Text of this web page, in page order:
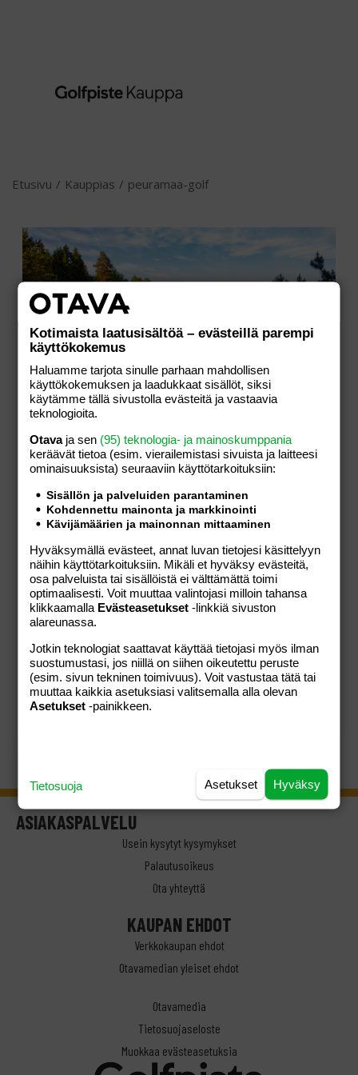
Etusivu / Kauppias / peuramaa-golf
Peuramaa Golf
Peuramaantie 152, Kirkkonummi, Uusimaa,
Suomi
myynnissä verkkokaupassamme.
Otavamedia
Tietosuojaseloste
Muokkaa evästeasetuksia
KAUPAN EHDOT
Verkkokaupan ehdot
Otavamedian yleiset ehdot
ASIAKASPALVELU
Usein kysytyt kysymykset
Palautusoikeus
Ota yhteyttä
Kotimaista laatusisältöä – evästeillä parempi
käyttökokemus
Haluamme tarjota sinulle parhaan mahdollisen
käyttökokemuksen ja laadukkaat sisällöt, siksi
käytämme tällä sivustolla evästeitä ja vastaavia
teknologioita.
Otava ja sen (95) teknologia- ja mainoskumppania
keräävät tietoa (esim. vierailemis­tasi sivuista ja laitteesi
ominaisuuk­sista) seuraaviin käyttötarkoituksiin:
Sisällön ja palveluiden parantaminen
Kohdennettu mainonta ja markkinointi
Kävijämäärien ja mainonnan mittaaminen
Hyväksymällä evästeet, annat luvan tietojesi käsittelyyn
näihin käyttötarkoituksiin. Mikäli et hyväksy evästeitä,
osa palveluista tai sisällöistä ei välttämättä toimi
optimaalisesti. Voit muuttaa valintojasi milloin tahansa
klikkaamalla Evästeasetukset -linkkiä sivuston
alareunassa.
Jotkin teknologiat saattavat käyttää tietojasi myös ilman
suostumustasi, jos niillä on siihen oikeutettu peruste
(esim. sivun tekninen toimivuus). Voit vastustaa tätä tai
muuttaa kaikkia asetuksiasi valitsemalla alla olevan
Asetukset -painikkeen.
Hyväksy
Asetukset
Tietosuoja